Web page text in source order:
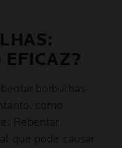
EFICAZ?
borbulhas
como
Rebentar
que pode causar